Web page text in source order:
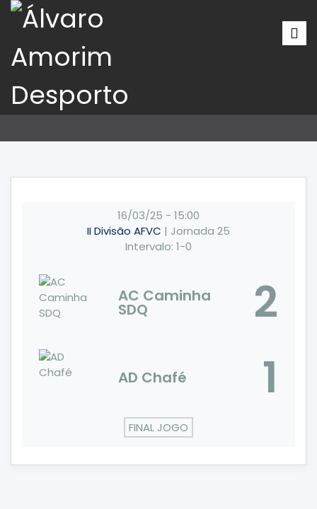
16/03/25 - 15:00
II Divisão AFVC | Jornada 25
Intervalo: 1-0
AC Caminha
SDQ 2
AD Chafé 1
FINAL JOGO